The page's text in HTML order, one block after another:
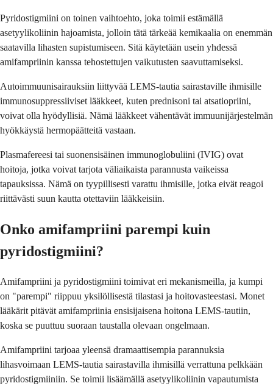
Pyridostigmiini on toinen vaihtoehto, joka toimii estämällä
asetyylikoliinin hajoamista, jolloin tätä tärkeää kemikaalia on enemmän
saatavilla lihasten supistumiseen. Sitä käytetään usein yhdessä
amifampriinin kanssa tehostettujen vaikutusten saavuttamiseksi.
Autoimmuunisairauksiin liittyvää LEMS-tautia sairastaville ihmisille
immunosuppressiiviset lääkkeet, kuten prednisoni tai atsatiopriini,
voivat olla hyödyllisiä. Nämä lääkkeet vähentävät immuunijärjestelmän
hyökkäystä hermopäätteitä vastaan.
Plasmafereesi tai suonensisäinen immunoglobuliini (IVIG) ovat
hoitoja, jotka voivat tarjota väliaikaista parannusta vaikeissa
tapauksissa. Nämä on tyypillisesti varattu ihmisille, jotka eivät reagoi
riittävästi suun kautta otettaviin lääkkeisiin.
Onko amifampriini parempi kuin
pyridostigmiini?
Amifampriini ja pyridostigmiini toimivat eri mekanismeilla, ja kumpi
on "parempi" riippuu yksilöllisestä tilastasi ja hoitovasteestasi. Monet
lääkärit pitävät amifampriinia ensisijaisena hoitona LEMS-tautiin,
koska se puuttuu suoraan taustalla olevaan ongelmaan.
Amifampriini tarjoaa yleensä dramaattisempia parannuksia
lihasvoimaan LEMS-tautia sairastavilla ihmisillä verrattuna pelkkään
pyridostigmiiniin. Se toimii lisäämällä asetyylikoliinin vapautumista